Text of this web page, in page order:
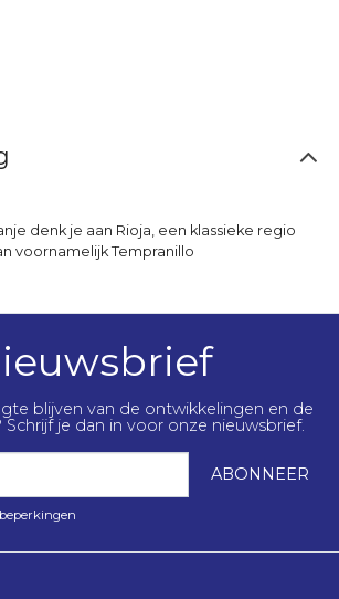
denk je aan Rioja, een klassieke regio
voornamelijk Tempranillo
blijven van de ontwikkelingen en de
Schrijf je dan in voor onze nieuwsbrief.
ABONNEER